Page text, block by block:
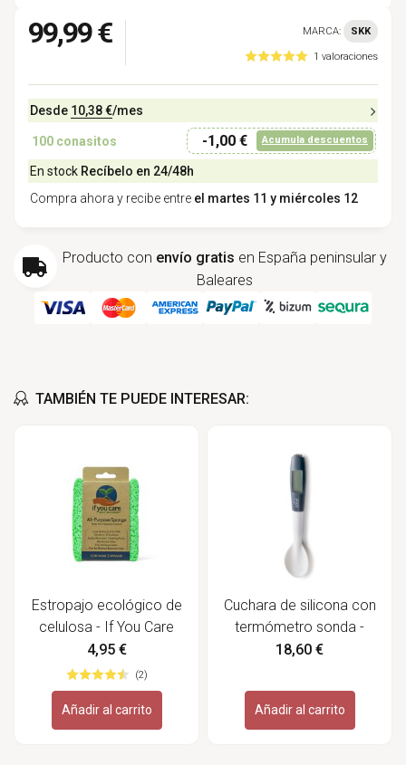
99,99 € MARCA: SKK
1 valoraciones
Desde 10,38 €/mes
100 conasitos -1,00 € Acumula descuentos
En stock Recíbelo en 24/48h
Compra ahora y recibe entre el martes 11 y miércoles 12
Producto con envío gratis en España peninsular y
Baleares
TAMBIÉN TE PUEDE INTERESAR:
Estropajo ecológico de
celulosa - If You Care
4,95 €
(2)
Añadir al carrito
Cuchara de silicona con
termómetro sonda -
Lacor
18,60 €
Añadir al carrito